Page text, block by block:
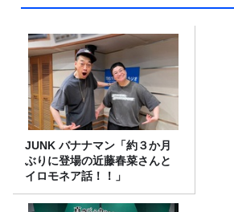
JUNK バナナマン「約３か月
ぶりに登場の近藤春菜さんと
イロモネア話！！」